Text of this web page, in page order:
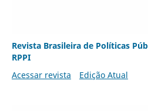
Revista Brasileira de Políticas
RPPI
Acessar revista
Edição Atual